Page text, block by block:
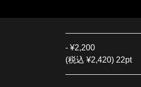
- ¥2,200
(税込 ¥2,420) 22pt